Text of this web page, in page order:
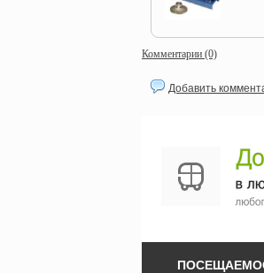
Комментарии (0)
Добавить